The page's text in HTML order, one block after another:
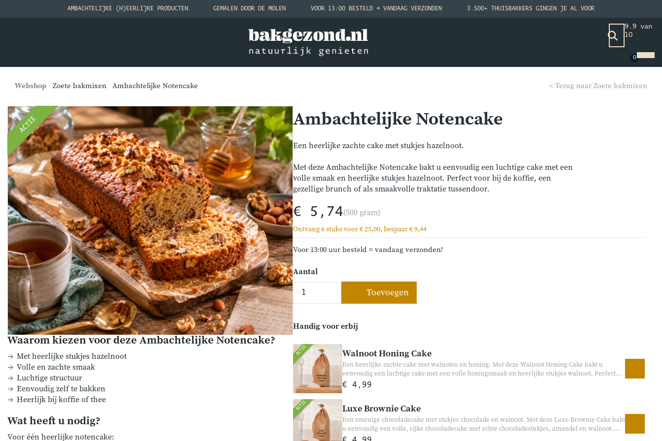
AMBACHTELIJKE (H)EERLIJKE PRODUCTEN GEMALEN DOOR DE MOLEN VOOR 13:00 BESTELD → VANDAAG VERZONDEN 3.500+ THUISBAKKERS GINGEN JE AL VOOR
9.9 van
10
Webshop Zoete bakmixen Ambachtelijke Notencake < Terug naar Zoete bakmixen
ACTIE
Waarom kiezen voor deze Ambachtelijke Notencake?
Met heerlijke stukjes hazelnoot
Volle en zachte smaak
Luchtige structuur
Eenvoudig zelf te bakken
Heerlijk bij koffie of thee
Wat heeft u nodig?
Voor één heerlijke notencake:
Ambachtelijke Notencake
Een heerlijke zachte cake met stukjes hazelnoot.
Met deze Ambachtelijke Notencake bakt u eenvoudig een luchtige cake met een
volle smaak en heerlijke stukjes hazelnoot. Perfect voor bij de koffie, een
gezellige brunch of als smaakvolle traktatie tussendoor.
€ 5,74(500 gram)
Ontvang 6 stuks voor € 25,00, bespaar € 9,44
Voor 13:00 uur besteld = vandaag verzonden!
Aantal
Toevoegen
Handig voor erbij
ACTIE Walnoot Honing Cake
Een heerlijke zachte cake met walnoten en honing. Met deze Walnoot Honing Cake bakt u
eenvoudig een luchtige cake met een volle honingsmaak en heerlijke stukjes walnoot. Perfect
voor bij de koffie, een gezellige brunch of als smaakvolle traktatie tussendoor.
€ 4,99
ACTIE Luxe Brownie Cake
Een smeuïge chocoladecake met stukjes chocolade en walnoot. Met deze Luxe Brownie Cake bakt
u eenvoudig een volle, rijke chocoladecake met echte chocoladestukjes, amandel en walnoot.
Perfect voor chocoladeliefhebbers en heerlijk bij de koffie, als dessert of gewoon als lekkere